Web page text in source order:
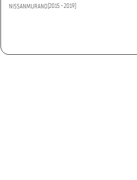
NISSANMURANO(2015 - 2019)